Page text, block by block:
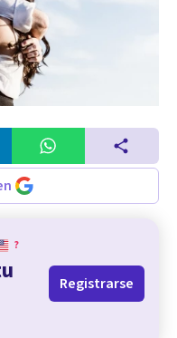
?
Registrarse